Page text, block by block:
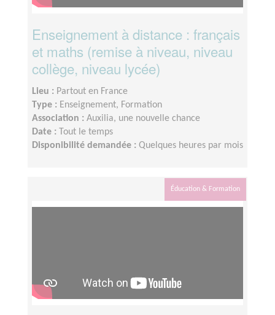
Enseignement à distance : français
et maths (remise à niveau, niveau
collège, niveau lycée)
Lieu : Partout en France
Type : Enseignement, Formation
Association : Auxilia, une nouvelle chance
Date :
Tout le temps
Disponibilité demandée : Quelques heures par mois
Éducation & Formation